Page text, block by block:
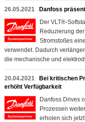
26.05.2021
Danfoss
Der VLT®-
Reduzierung
Stromstoßes
verwendet. Dadurch
die mechanische und
20.04.2021
Bei kritischen
erhöht Verfügbarkeit
Danfoss Drives
Prozessen
erholen sich